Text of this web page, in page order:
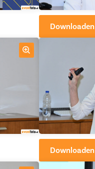
Downloaden
Downloaden